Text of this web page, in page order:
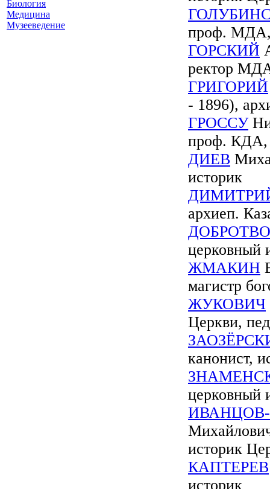
Биология
Медицина
Музееведение
проф. МДА,
ГОРСКИЙ
ректор
ГРИГОРИЙ
- 1896),
ГРОССУ
проф. КДА,
ДИЕВ
историк
архиеп.
церковный
ЖМАКИН
магистр
ЖУКОВИЧ
Церкви,
канонист,
церковный
историк
КАПТЕРЕВ
историк